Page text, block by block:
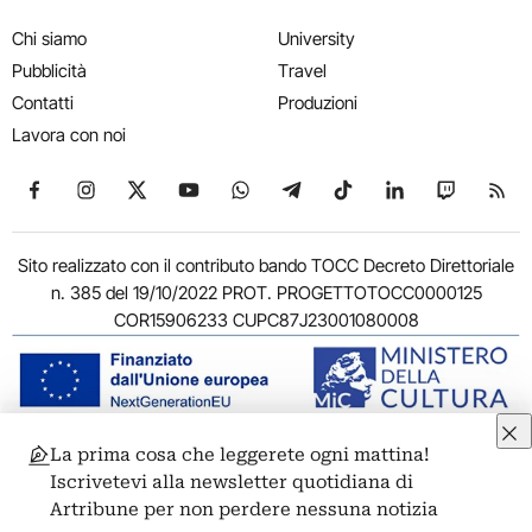
Chi siamo
Pubblicità
Contatti
Lavora con noi
University
Travel
Produzioni
Seguici su Facebook
Seguici su Instagram
Seguici su X
Seguici su YouTube
Seguici su WhatsApp
Seguici su Telegram
Seguici su TikTok
Seguici su
Seguici
Sito realizzato con il contributo bando TOCC Decreto Direttoriale
n. 385 del 19/10/2022 PROT. PROGETTOTOCC0000125
COR15906233 CUPC87J23001080008
© 2011-2026 ARTRIBUNE srl – Corso Vittorio Emanuele II, 287 –
00186 Roma - P.I. 11381581005
Privacy: Responsabile della protezione dei dati personali
La prima cosa che leggerete ogni mattina!
Iscrivetevi alla newsletter quotidiana di
Artribune per non perdere nessuna notizia